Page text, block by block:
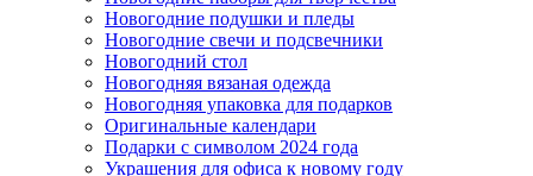
Новогодние подушки и пледы
Новогодние свечи и подсвечники
Новогодний стол
Новогодняя вязаная одежда
Новогодняя упаковка для подарков
Оригинальные календари
Подарки с символом 2024 года
Украшения для офиса к новому году